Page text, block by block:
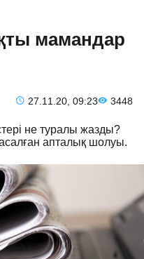
мамандар
27.11.20, 09:23 3448
не туралы жазды?
апталық шолуы.